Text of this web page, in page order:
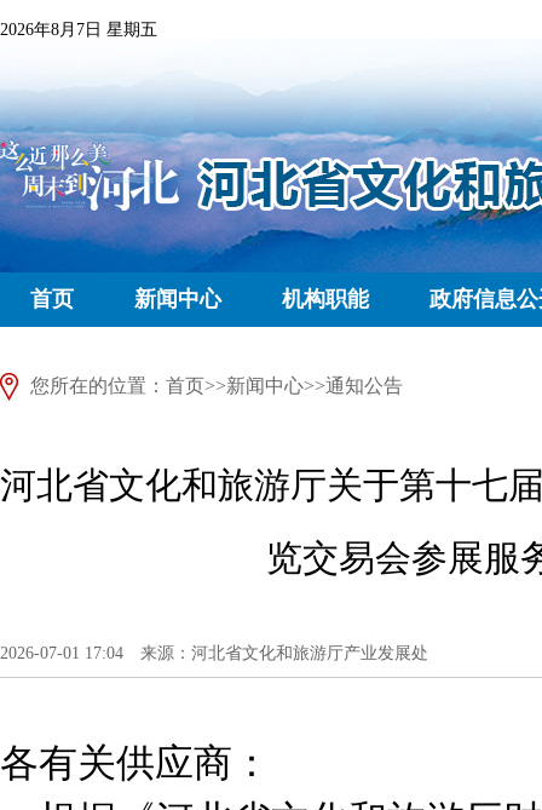
2026年8月7日 星期五
首页 新闻中心 机构职能 政府信息
您所在的位置： 首页>>新闻中心>>通知公告
河北省文化和旅游厅关于第十七
览交易会参展服
2026-07-01 17:04 来源：河北省文化和旅游厅产业发展处
各有关供应商：